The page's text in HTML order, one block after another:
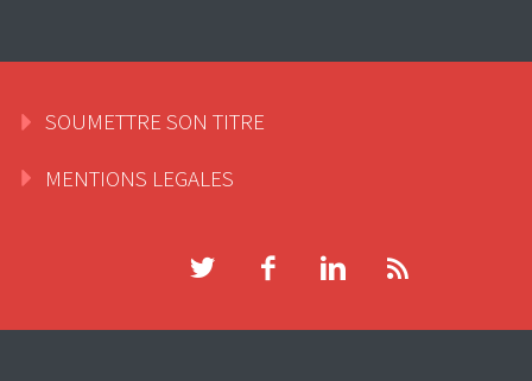
SOUMETTRE SON TITRE
MENTIONS LEGALES